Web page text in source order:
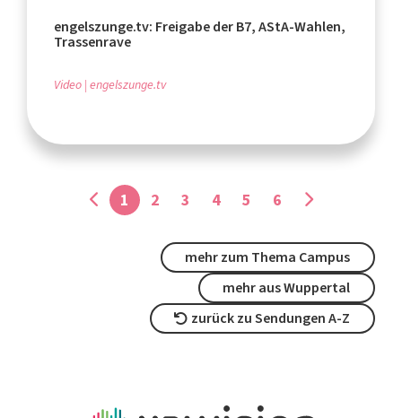
engelszunge.tv: Freigabe der B7, AStA-Wahlen,
Trassenrave
Video engelszunge.tv
1 2 3 4 5 6
mehr zum Thema Campus
mehr aus Wuppertal
zurück zu Sendungen A-Z